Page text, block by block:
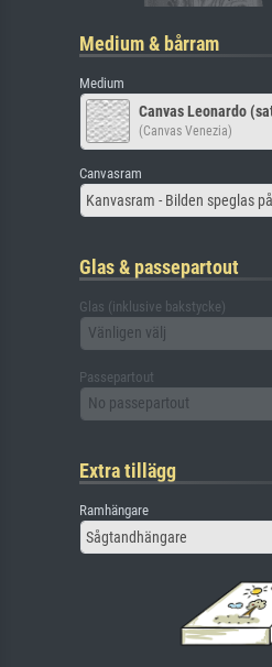
Medium & bårram
Medium
Canvas Leonardo
(Canvas Venezia)
Canvasram
Kanvasram - Bilden speglas
Glas & passepartout
Glas (inklusive bakstycke)
Vänligen välj
Passepartout
No passepartout
Extra tillägg
Ramhängare
Sågtandhängare